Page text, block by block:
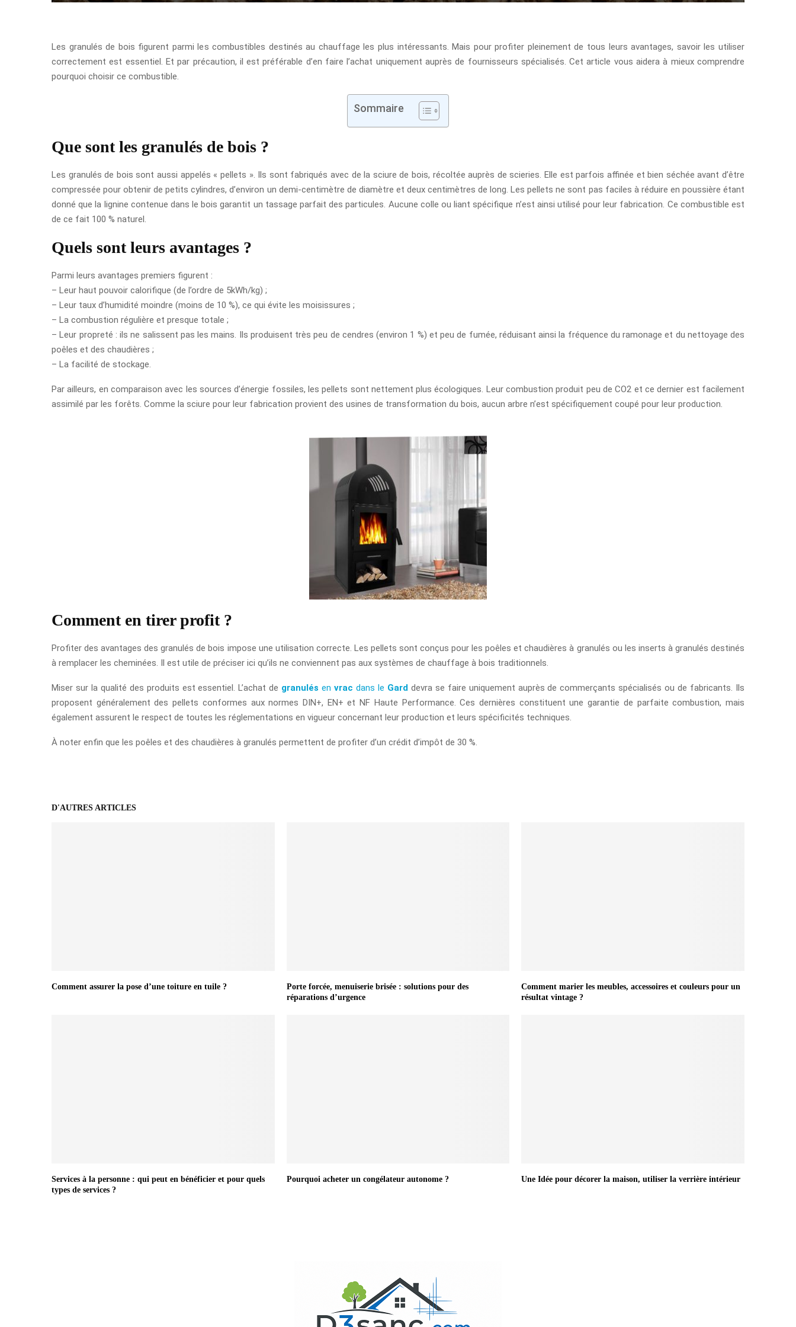
Les granulés de bois figurent parmi les combustibles destinés au chauffage les plus intéressants. Mais pour profiter pleinement de tous leurs avantages, savoir les utiliser
correctement est essentiel. Et par précaution, il est préférable d’en faire l’achat uniquement auprès de fournisseurs spécialisés. Cet article vous aidera à mieux comprendre
pourquoi choisir ce combustible.
Sommaire
Que sont les granulés de bois ?
Les granulés de bois sont aussi appelés « pellets ». Ils sont fabriqués avec de la sciure de bois, récoltée auprès de scieries. Elle est parfois affinée et bien séchée avant d’être
compressée pour obtenir de petits cylindres, d’environ un demi-centimètre de diamètre et deux centimètres de long. Les pellets ne sont pas faciles à réduire en poussière étant
donné que la lignine contenue dans le bois garantit un tassage parfait des particules. Aucune colle ou liant spécifique n’est ainsi utilisé pour leur fabrication. Ce combustible est
de ce fait 100 % naturel.
Quels sont leurs avantages ?
Parmi leurs avantages premiers figurent :
– Leur haut pouvoir calorifique (de l’ordre de 5kWh/kg) ;
– Leur taux d’humidité moindre (moins de 10 %), ce qui évite les moisissures ;
– La combustion régulière et presque totale ;
– Leur propreté : ils ne salissent pas les mains. Ils produisent très peu de cendres (environ 1 %) et peu de fumée, réduisant ainsi la fréquence du ramonage et du nettoyage des
poêles et des chaudières ;
– La facilité de stockage.
Par ailleurs, en comparaison avec les sources d’énergie fossiles, les pellets sont nettement plus écologiques. Leur combustion produit peu de CO2 et ce dernier est facilement
assimilé par les forêts. Comme la sciure pour leur fabrication provient des usines de transformation du bois, aucun arbre n’est spécifiquement coupé pour leur production.
Comment en tirer profit ?
Profiter des avantages des granulés de bois impose une utilisation correcte. Les pellets sont conçus pour les poêles et chaudières à granulés ou les inserts à granulés destinés
à remplacer les cheminées. Il est utile de préciser ici qu’ils ne conviennent pas aux systèmes de chauffage à bois traditionnels.
Miser sur la qualité des produits est essentiel. L’achat de granulés envrac dans le Garddevra se faire uniquement auprès de commerçants spécialisés ou de fabricants. Ils
proposent généralement des pellets conformes aux normes DIN+, EN+ et NF Haute Performance. Ces dernières constituent une garantie de parfaite combustion, mais
également assurent le respect de toutes les réglementations en vigueur concernant leur production et leurs spécificités techniques.
À noter enfin que les poêles et des chaudières à granulés permettent de profiter d’un crédit d’impôt de 30 %.
D'AUTRES ARTICLES
Comment assurer la pose d’une toiture en tuile ?
Porte forcée, menuiserie brisée : solutions pour des
réparations d’urgence
Comment marier les meubles, accessoires et couleurs pour un
résultat vintage ?
Services à la personne : qui peut en bénéficier et pour quels
types de services ?
Pourquoi acheter un congélateur autonome ? Une Idée pour décorer la maison, utiliser la verrière intérieur